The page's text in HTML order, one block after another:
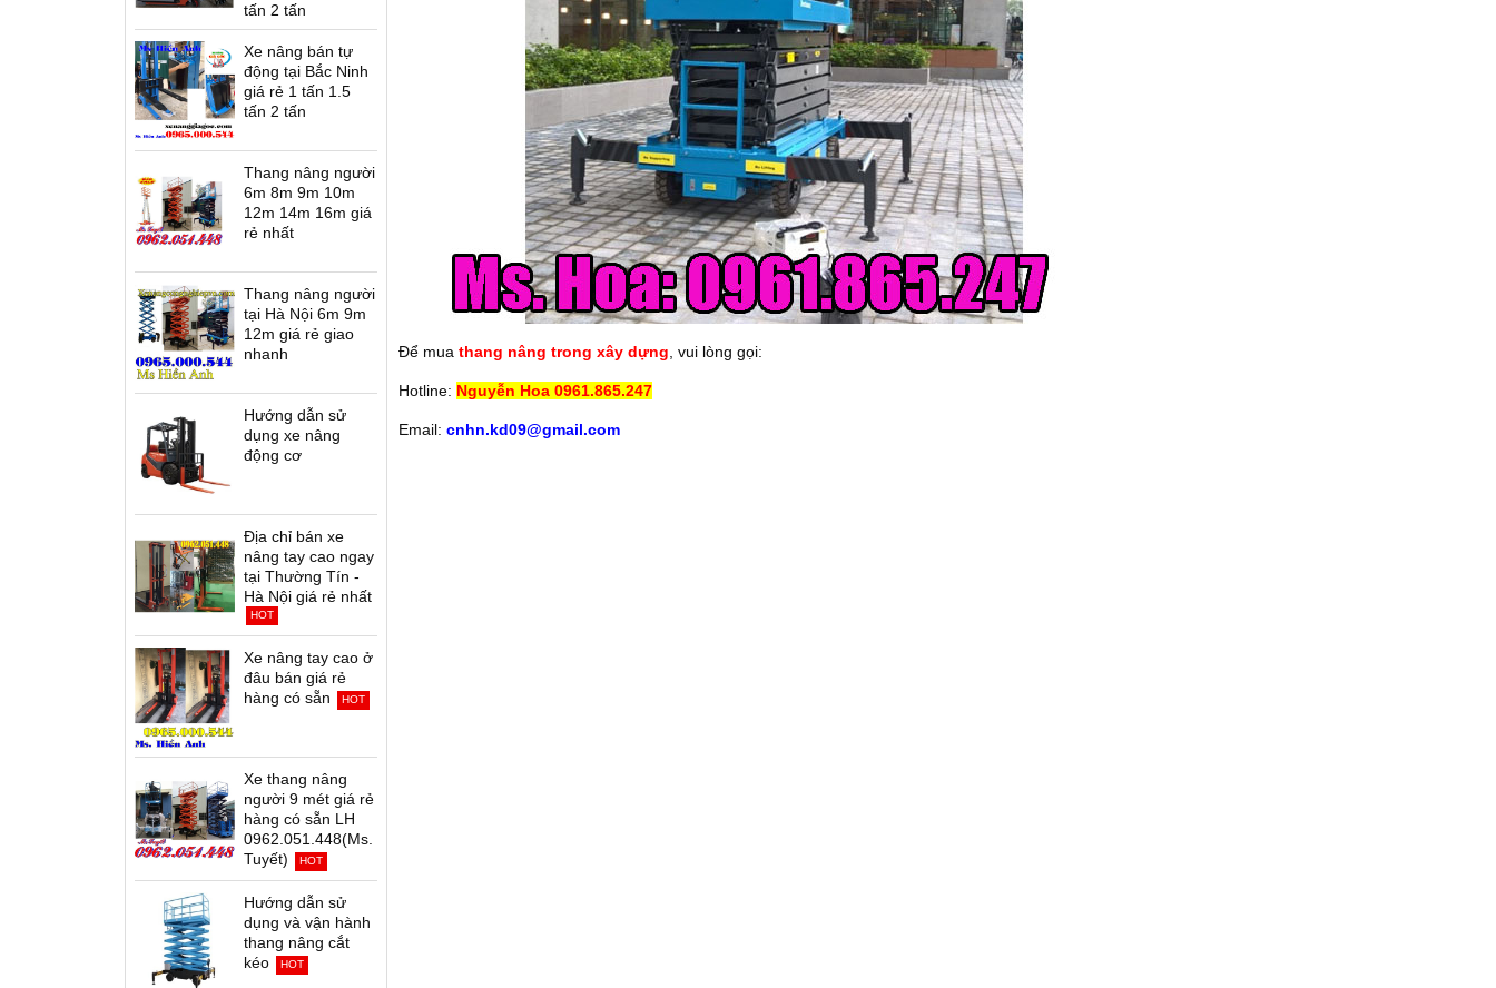
tấn 2 tấn
Xe nâng bán tự
động tại Bắc Ninh
giá rẻ 1 tấn 1.5
tấn 2 tấn
Thang nâng người
6m 8m 9m 10m
12m 14m 16m giá
rẻ nhất
Thang nâng người
tại Hà Nội 6m 9m
12m giá rẻ giao
nhanh
Hướng dẫn sử
dụng xe nâng
động cơ
Địa chỉ bán xe
nâng tay cao ngay
tại Thường Tín -
Hà Nội giá rẻ nhất
HOT
Xe nâng tay cao ở
đâu bán giá rẻ
hàng có sẵn
HOT
Xe thang nâng
người 9 mét giá rẻ
hàng có sẵn LH
0962.051.448(Ms.
Tuyết)
HOT
Hướng dẫn sử
dụng và vận hành
thang nâng cắt
kéo
HOT
Để mua thang nâng trong xây dựng , vui lòng gọi:
Hotline: Nguyễn Hoa 0961.865.247
Email: cnhn.kd09@gmail.com